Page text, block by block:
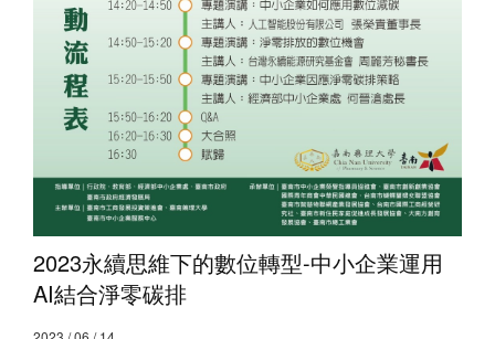
2023永續思維下的數位轉型-中小企業運用
AI結合淨零碳排